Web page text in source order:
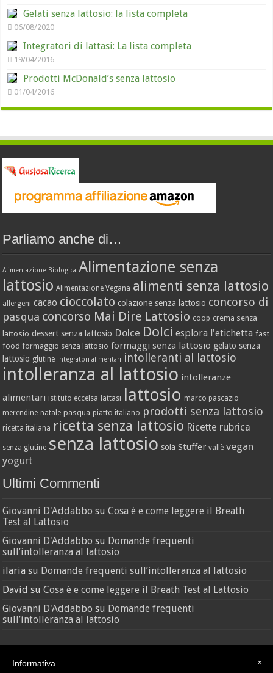
Gelati senza lattosio: la lista completa
06/08/2020
Integratori di lattasi: La lista completa
19/04/2016
Prodotti McDonald’s senza lattosio
01/04/2016
Parliamo anche di…
Alimentazione Biologica Alimentazione senza
lattosio Alimentazione Vegana alimenti senza lattosio
allergeni cacao cioccolato colazione senza lattosio concorso di
pasqua concorso Mai Dire Lattosio coop crema senza
lattosio dessert senza lattosio Dolce Dolci esplora l'etichetta fast
food formaggio senza lattosio formaggi senza lattosio gelato senza
lattosio glutine integratori alimentari intolleranti al lattosio
intolleranza al lattosio intolleranze
alimentari istituto eccelsa lattasi lattosio marco pascazio
merendine natale pasqua piatto italiano prodotti senza lattosio
ricetta italiana ricetta senza lattosio Ricette rubrica
senza glutine senza lattosio soia Stuffer vallè vegan
yogurt
Ultimi Commenti
Giovanni D'Addabbo suCosa è e come leggere il Breath
Test al Lattosio
Giovanni D'Addabbo su Domande frequenti
sull’intolleranza al lattosio
ilaria su Domande frequenti sull’intolleranza al lattosio
David suCosa è e come leggere il Breath Test al Lattosio
Giovanni D'Addabbo su Domande frequenti
sull’intolleranza al lattosio
×
Informativa